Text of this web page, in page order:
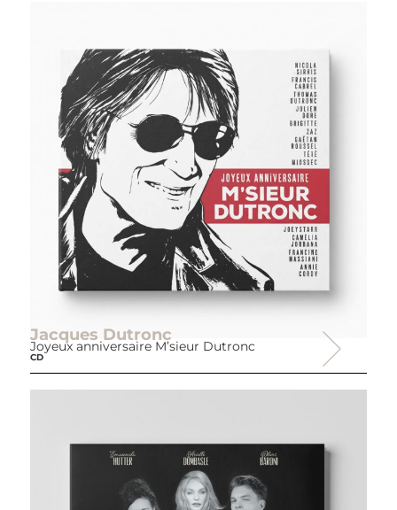
Jacques Dutronc
Joyeux anniversaire M’sieur Dutronc
CD